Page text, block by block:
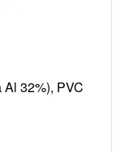
32%), PVC